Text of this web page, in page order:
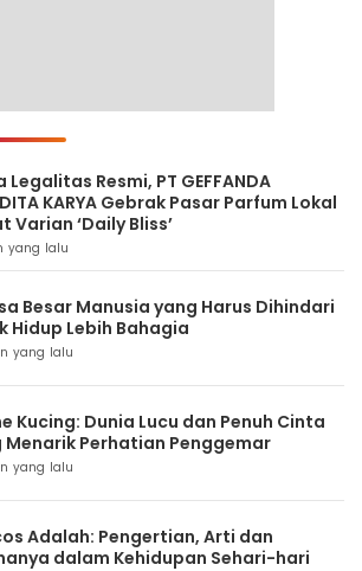
Legalitas Resmi, PT GEFFANDA
KARYA Gebrak Pasar Parfum Lokal
Varian ‘Daily Bliss’
yang lalu
Besar Manusia yang Harus Dihindari
Hidup Lebih Bahagia
yang lalu
Kucing: Dunia Lucu dan Penuh Cinta
Menarik Perhatian Penggemar
yang lalu
Adalah: Pengertian, Arti dan
dalam Kehidupan Sehari-hari